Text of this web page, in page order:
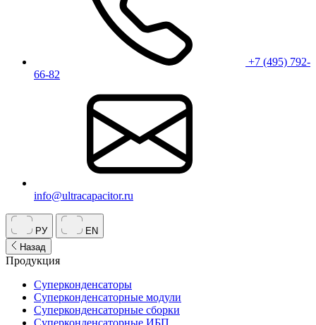
+7 (495) 792-
66-82
info@ultracapacitor.ru
РУ
EN
Назад
Продукция
Суперконденсаторы
Суперконденсаторные модули
Суперконденсаторные сборки